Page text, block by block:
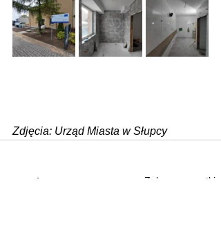
Zdjęcia: Urząd Miasta w Słupcy
Ostatnie posty Zobacz wszystkie